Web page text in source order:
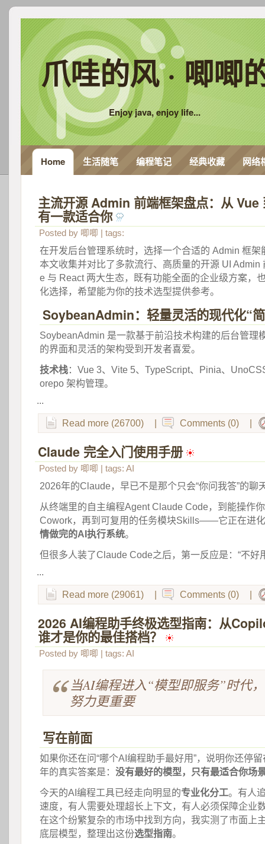
爪哇的风 · 唧唧
Enjoy java, enjoy life...
Home 生活随笔 编程笔记 经典收藏 网络
主流开源 Admin 前端框架盘点：从 Vue
有一款适合你
Posted by 唧唧 | tags:
在开发后台管理系统时，选择一个合适的 Admin 框架
本文收集并对比了多款流行、高质量的开源 UI Admin
e 与 React 两大生态，既有功能全面的企业级方案，
化选择，希望能为你的技术选型提供参考。
SoybeanAdmin：轻量灵活的现代化“
SoybeanAdmin 是一款基于前沿技术构建的后台管理
的界面和灵活的架构受到开发者喜爱。
技术栈：Vue 3、Vite 5、TypeScript、Pinia、
orepo 架构管理。
...
Read more (26700) Comments (0)
Claude 完全入门使用手册
Posted by 唧唧 | tags: AI
2026年的Claude，早已不是那个只会“你问我答”的聊
从终端里的自主编程Agent Claude Code，到能操作
Cowork，再到可复用的任务模块Skills——它正在进
情做完的AI执行系统。
但很多人装了Claude Code之后，第一反应是：“不好
...
Read more (29061) Comments (0)
2026 AI编程助手终极选型指南：从
谁才是你的最佳搭档？
Posted by 唧唧 | tags: AI
当AI编程进入“模型即服务”时代
努力更重要
写在前面
如果你还在问“哪个AI编程助手最好用”，说明你还停
年的真实答案是： 没有最好的模型，只有最适合你场
今天的AI编程工具已经走向明显的专业化分工。有人
速度，有人需要处理超长上下文，有人必须保障企业
在这个纷繁复杂的市场中找到方向，我实测了市面上
底层模型，整理出这份选型指南。